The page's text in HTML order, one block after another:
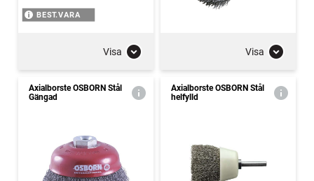
BEST.VARA
Visa Visa
Axialborste OSBORN Stål
Gängad
Axialborste OSBORN Stål
helfylld